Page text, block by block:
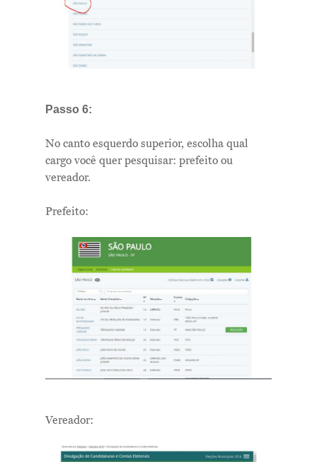
Passo 6:
No canto esquerdo superior, escolha qual
cargo você quer pesquisar: prefeito ou
vereador.
Prefeito:
Vereador: